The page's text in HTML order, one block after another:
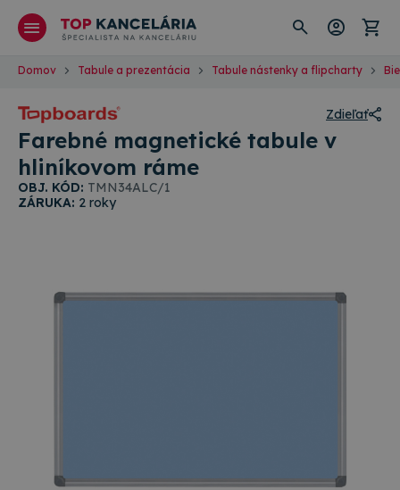
Domov Tabule a prezentácia Tabule nástenky a flipcharty
Zdieľať
Farebné magnetické tabule v
hliníkovom ráme
OBJ. KÓD: TMN34ALC/1
ZÁRUKA: 2 roky